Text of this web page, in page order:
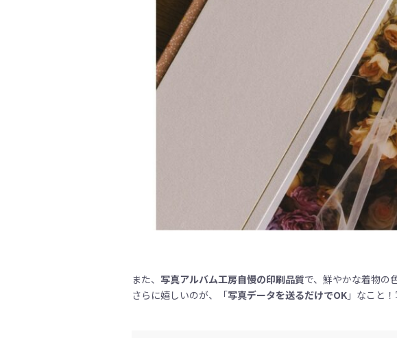
また、 写真アルバム工房自慢の印刷品質で、鮮やかな着物の
さらに嬉しいのが、「写真データを送るだけでOK 」なこと